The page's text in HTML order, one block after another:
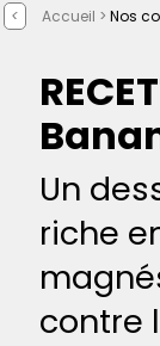
< Accueil > Nos
Un
riche
contre